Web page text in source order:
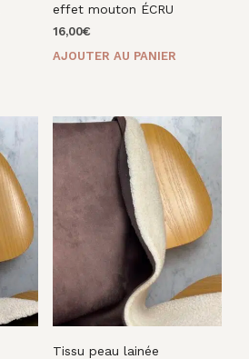
effet mouton ÉCRU
16,00€
AJOUTER AU PANIER
Tissu peau lainée